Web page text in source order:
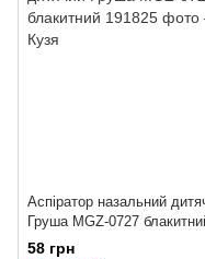
Аспіратор назальний
Груша MGZ-0727
58 грн